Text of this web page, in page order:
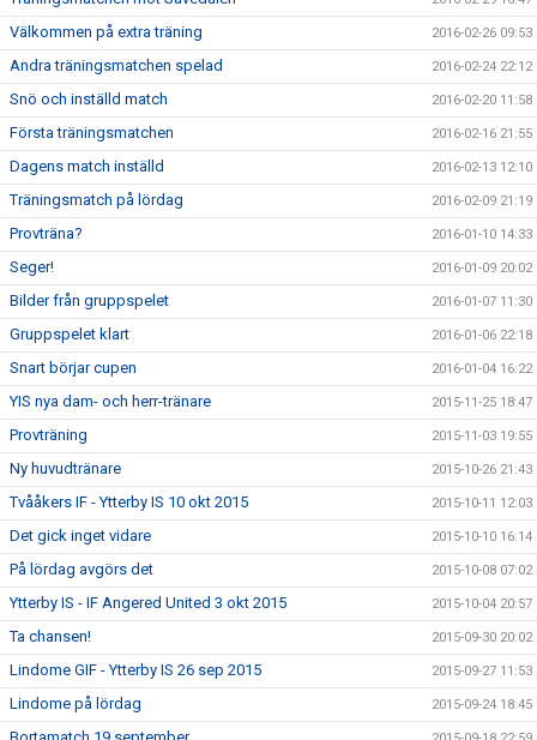
Välkommen på extra träning 2016-02-26 09:53
Andra träningsmatchen spelad 2016-02-24 22:12
Snö och inställd match 2016-02-20 11:58
Första träningsmatchen 2016-02-16 21:55
Dagens match inställd 2016-02-13 12:10
Träningsmatch på lördag 2016-02-09 21:19
Provträna? 2016-01-10 14:33
Seger! 2016-01-09 20:02
Bilder från gruppspelet 2016-01-07 11:30
Gruppspelet klart 2016-01-06 22:18
Snart börjar cupen 2016-01-04 16:22
YIS nya dam- och herr-tränare 2015-11-25 18:47
Provträning 2015-11-03 19:55
Ny huvudtränare 2015-10-26 21:43
Tvååkers IF - Ytterby IS 10 okt 2015 2015-10-11 12:03
Det gick inget vidare 2015-10-10 16:14
På lördag avgörs det 2015-10-08 07:02
Ytterby IS - IF Angered United 3 okt 2015 2015-10-04 20:57
Ta chansen! 2015-09-30 20:02
Lindome GIF - Ytterby IS 26 sep 2015 2015-09-27 11:53
Lindome på lördag 2015-09-24 18:45